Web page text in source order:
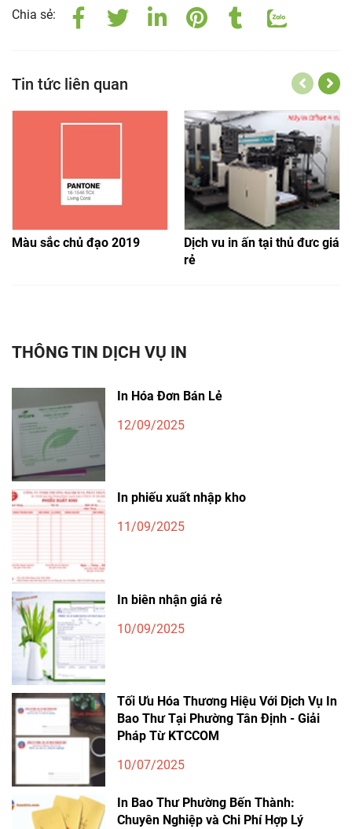
Chia sẻ:
Tin tức liên quan
Màu sắc chủ đạo 2019
Dịch vu in ấn tại thủ đưc giá
rẻ
THÔNG TIN DỊCH VỤ IN
In Hóa Đơn Bán Lẻ
12/09/2025
In phiếu xuất nhập kho
11/09/2025
In biên nhận giá rẻ
10/09/2025
Tối Ưu Hóa Thương Hiệu Với Dịch Vụ In
Bao Thư Tại Phường Tân Định - Giải
Pháp Từ KTCCOM
10/07/2025
In Bao Thư Phường Bến Thành:
Chuyên Nghiệp và Chi Phí Hợp Lý